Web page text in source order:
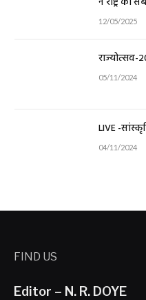
12/05/2025
राज्योत्सव-
05/11/2024
LIVE -
04/11/2024
FIND US
Editor – N. R. DOYE